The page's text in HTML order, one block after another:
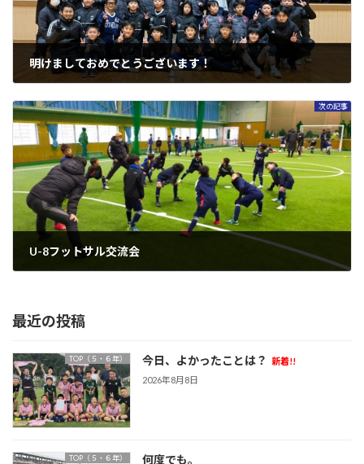
明けましておめでとうございます！
次の記事
U-8フットサル交流会
最近の投稿
TOP（５・６年） 今日、よかったことは？
新着!!
2026年8月8日
TOP（５・６年） 何度でも。